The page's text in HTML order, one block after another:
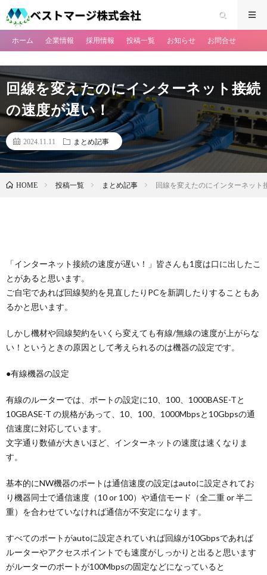
ホーム 企業情報 採用情報 投稿一覧 お知らせ お問合せ
回線を変えたのにインターネット接続
の速度が遅い！
2024.11.11 まとめ記事
HOME 投稿一覧 まとめ記事 回線を変えたのにインターネット
「インターネット接続の速度が遅い！」皆さんも1度は口に出したこ
とがあると思います。
ご自宅であれば回線契約を見直したりPCを新調したりすることもあ
るかと思います。
しかし機材や回線契約をいくら変えても有線/無線の速度が上がらな
い！というときの原因として考えられるのは機器の設定です。
●有線機器の設定
有線のルーターでは、ポートの設定に10、100、1000BASE-Tと
10GBASE-T の規格があって、10、100、1000Mbpsと10Gbpsの通
信速度に対応しています。
文字通り数値が大きいほど、インターネットの速度は速くなりま
す。
基本的にNW機器のポートは通信速度の設定はautoに設定されてお
り機器同士で通信速度（10 or 100）や通信モード（全二重 or 半二
重）を合わせていなければ通信が不安定になります。
すべてのポートがautoに設定されていれば回線が10Gbpsであれば
ルーターやアクセスポイントでも速度がしっかりと出ると思います
がルーターのポートが100Mbpsの固定などになっていると